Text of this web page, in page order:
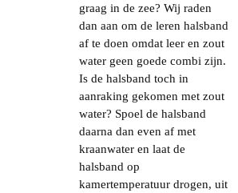
graag in de zee? Wij raden
dan aan om de leren halsband
af te doen omdat leer en zout
water geen goede combi zijn.
Is de halsband toch in
aanraking gekomen met zout
water? Spoel de halsband
daarna dan even af met
kraanwater en laat de
halsband op
kamertemperatuur drogen, uit